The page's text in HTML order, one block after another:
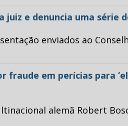
e denuncia uma série
enviados ao
em perícias para
alemã Robert